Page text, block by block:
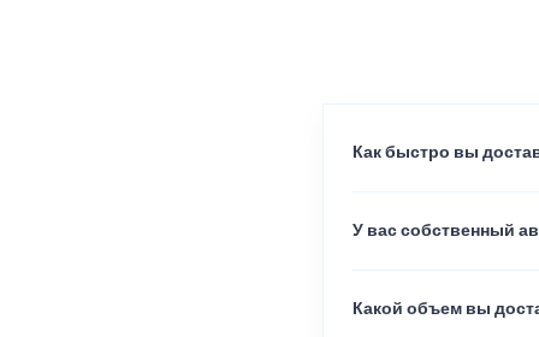
Как быстро вы
У вас собственный
Какой объем вы